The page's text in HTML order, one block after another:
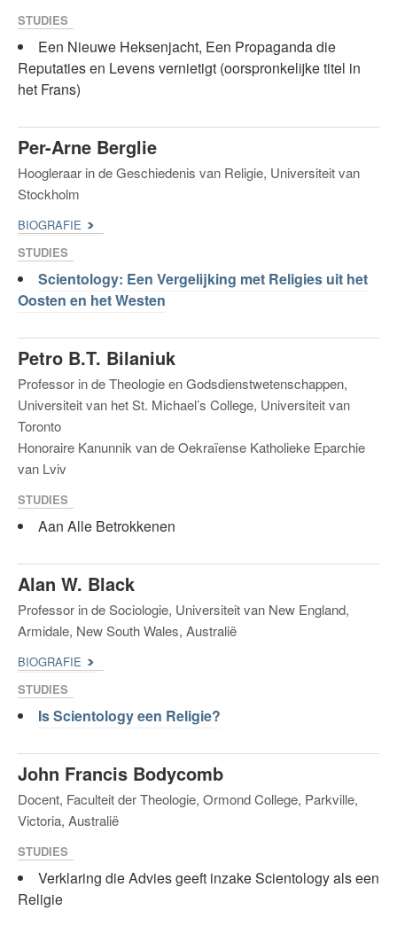
STUDIES
Een Nieuwe Heksenjacht, Een Propaganda die
Reputaties en Levens vernietigt (oorspronkelijke titel in
het Frans)
Per-Arne Berglie
Hoogleraar in de Geschiedenis van Religie, Universiteit van
Stockholm
BIOGRAFIE
STUDIES
Scientology: Een Vergelijking met Religies uit het
Oosten en het Westen
Petro B.T. Bilaniuk
Professor in de Theologie en Godsdienstwetenschappen,
Universiteit van het St. Michael’s College, Universiteit van
Toronto
Honoraire Kanunnik van de Oekraïense Katholieke Eparchie
van Lviv
STUDIES
Aan Alle Betrokkenen
Alan W. Black
Professor in de Sociologie, Universiteit van New England,
Armidale, New South Wales, Australië
BIOGRAFIE
STUDIES
Is Scientology een Religie?
John Francis Bodycomb
Docent, Faculteit der Theologie, Ormond College, Parkville,
Victoria, Australië
STUDIES
Verklaring die Advies geeft inzake Scientology als een
Religie